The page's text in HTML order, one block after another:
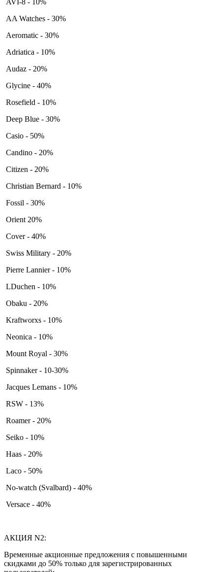
AA Watches - 30%
Aeromatic - 30%
Adriatica - 10%
Audaz - 20%
Glycine - 40%
Rosefield - 10%
Deep Blue - 30%
Casio - 50%
Candino - 20%
Citizen - 20%
Christian Bernard - 10%
Fossil - 30%
Orient 20%
Cover - 40%
Swiss Military - 20%
Pierre Lannier - 10%
LDuchen - 10%
Obaku - 20%
Kraftworxs - 10%
Neonica - 10%
Mount Royal - 30%
Spinnaker - 10-30%
Jacques Lemans - 10%
RSW - 13%
Roamer - 20%
Seiko - 10%
Haas - 20%
Laco - 50%
No-watch (Svalbard) - 40%
Versace - 40%
АКЦИЯ N2:
Временные акционные предложения с повышенными
скидками до 50% только для зарегистрированных